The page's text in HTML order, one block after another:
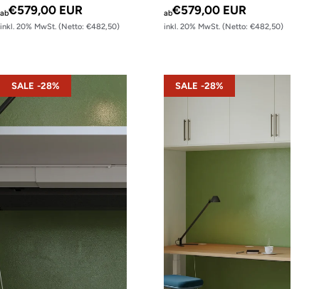
ab€579,00 EUR
inkl. 20% MwSt. (Netto: €482,50)
ab€579,00 EUR
inkl. 20% MwSt. (Netto: €482,50)
s22 – Gestell Schwarz (glatt)
SALE -28% s22 – Gestell Weiß (glatt)
SALE -28%